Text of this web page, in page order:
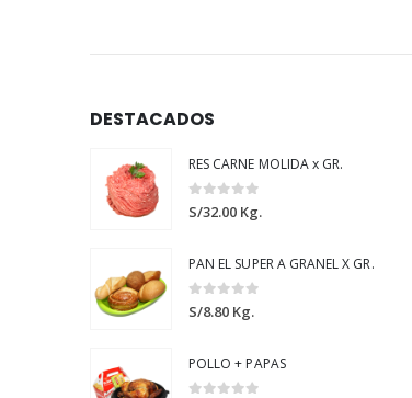
DESTACADOS
RES CARNE MOLIDA x GR.
0 out of 5
S/32.00 Kg.
PAN EL SUPER A GRANEL X GR.
0 out of 5
S/8.80 Kg.
POLLO + PAPAS